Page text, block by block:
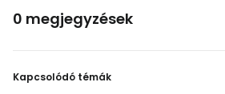
0 megjegyzések
Kapcsolódó témák